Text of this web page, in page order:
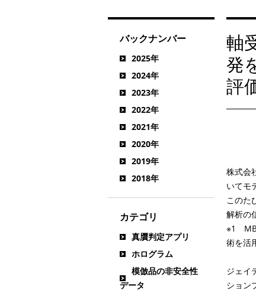
軸
発
評
株式会
いてモ
このた
解析の
※1
術を活
ジェイ
ション
バックナンバー
2025年
2024年
2023年
2022年
2021年
2020年
2019年
2018年
カテゴリ
真贋判定アプリ
ホログラム
模倣品の非安全性
データ